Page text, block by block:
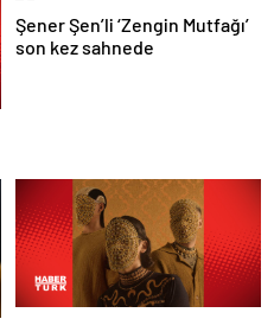
Şener Şen’li ‘Zengin Mutfağı’
son kez sahnede